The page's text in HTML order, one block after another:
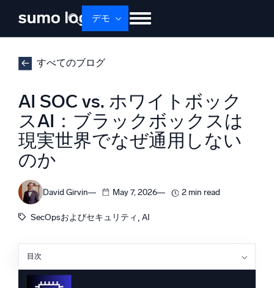
デモ
せいひん ソリューション
ログイン 無料トライアル サポート
Dojo AI 新着
マルチエージェントAIプラットフォーム
プラットフォーム
監視、トラブルシューティング、自動化、防御
AI/ML 搭載
すべてのブログ
AI SOC vs. ホワイトボック
スAI：ブラックボックスは
現実世界でなぜ通用しない
のか
David Girvin May 7, 2026 2 min read
SecOpsおよびセキュリティ , AI
目次
アーキテクチャがAI SOCを決定します